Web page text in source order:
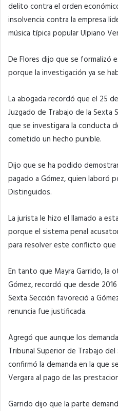
delito contra el orden
insolvencia contra la empresa
música típica popular Ulpiano
De Flores dijo que se formalizó
porque la investigación ya se
La abogada recordó que el 25
Juzgado de Trabajo de la Sexta
que se investigara la conducta
cometido un hecho punible.
Dijo que se ha podido
pagado a Gómez, quien laboró
Distinguidos.
La jurista le hizo el llamado a
porque el sistema penal
para resolver este conflicto
En tanto que Mayra Garrido, la
Gómez, recordó que desde
Sexta Sección favoreció a
renuncia fue justificada.
Agregó que aunque los
Tribunal Superior de Trabajo
confirmó la demanda en la que
Vergara al pago de las
Garrido dijo que la parte